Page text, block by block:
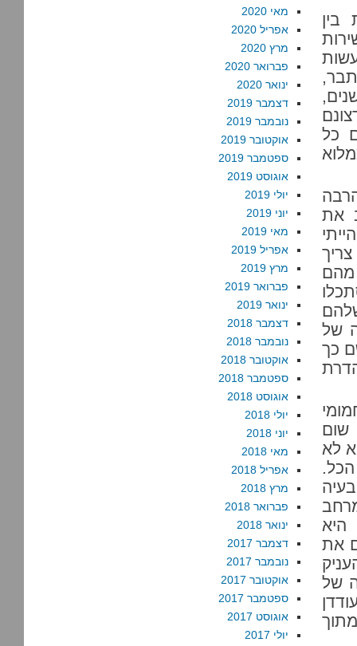
בין
כל
את
מהם
של
כך
הדרת
שום
לא
הכל.
היא
את
של
מאי 2020
אפריל 2020
מרץ 2020
פברואר 2020
ינואר 2020
דצמבר 2019
נובמבר 2019
אוקטובר 2019
ספטמבר 2019
אוגוסט 2019
יולי 2019
יוני 2019
מאי 2019
אפריל 2019
מרץ 2019
פברואר 2019
ינואר 2019
דצמבר 2018
נובמבר 2018
אוקטובר 2018
ספטמבר 2018
אוגוסט 2018
יולי 2018
יוני 2018
מאי 2018
אפריל 2018
מרץ 2018
פברואר 2018
ינואר 2018
דצמבר 2017
נובמבר 2017
אוקטובר 2017
ספטמבר 2017
אוגוסט 2017
יולי 2017